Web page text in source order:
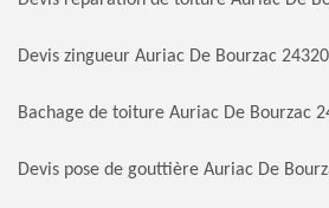
Devis zingueur Auriac De Bourzac 24320
Bachage de toiture Auriac De Bourzac
Devis pose de gouttière Auriac De